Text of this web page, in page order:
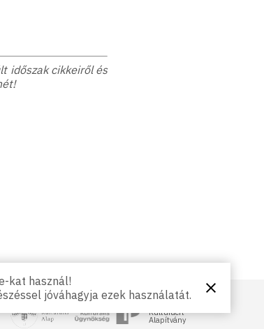
időszak cikkeiről és
NKA
Kultúráért
Alapítvány
kat használ!
jóváhagyja ezek használatát.
Bezárás